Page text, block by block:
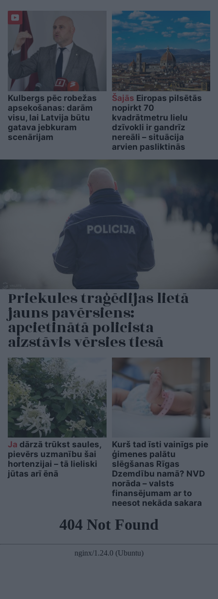
Kulbergs pēc robežas
apsekošanas: darām
visu, lai Latvija būtu
gatava jebkuram
scenārijam
Šajās Eiropas pilsētās
nopirkt 70
kvadrātmetru lielu
dzīvokli ir gandrīz
nereāli – situācija
arvien pasliktinās
Priekules traģēdijas lietā
jauns pavērsiens:
apcietinātā policista
aizstāvis vērsies tiesā
Ja dārzā trūkst saules,
pievērs uzmanību šai
hortenzijai – tā lieliski
jūtas arī ēnā
Kurš tad īsti vainīgs pie
ģimenes palātu
slēgšanas Rīgas
Dzemdību namā? NVD
norāda – valsts
finansējumam ar to
neesot nekāda sakara